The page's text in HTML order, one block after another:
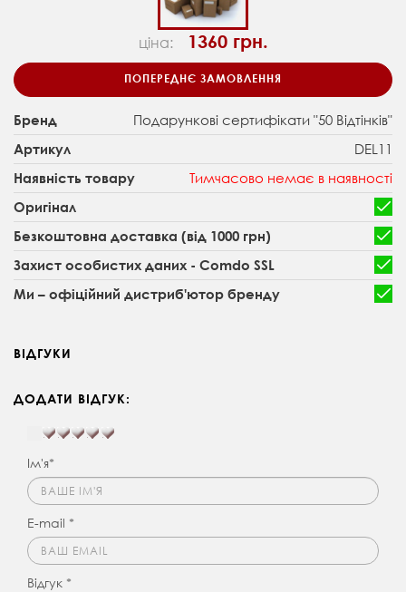
ціна: 1360 грн.
ПОПЕРЕДНЄ ЗАМОВЛЕННЯ
Бренд Подарункові сертифікати "50 Відтінків"
Артикул DEL11
Наявність товару Тимчасово немає в наявності
Оригінал
Безкоштовна доставка (від 1000 грн)
Захист особистих даних - Comdo SSL
Ми – офіційний дистриб'ютор бренду
ВІДГУКИ
ДОДАТИ ВІДГУК:
Ім'я*
E-mail *
Відгук *